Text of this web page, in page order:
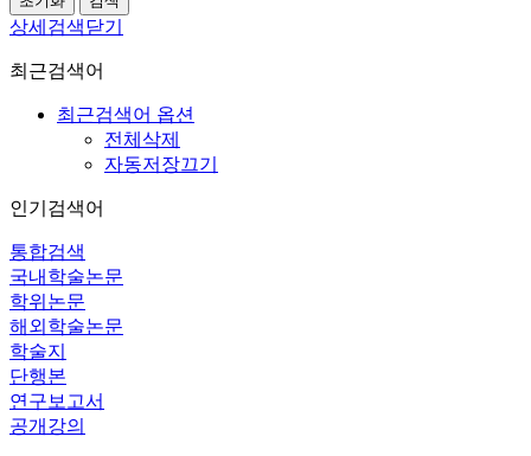
상세검색닫기
최근검색어
최근검색어 옵션
전체삭제
자동저장끄기
인기검색어
통합검색
국내학술논문
학위논문
해외학술논문
학술지
단행본
연구보고서
공개강의